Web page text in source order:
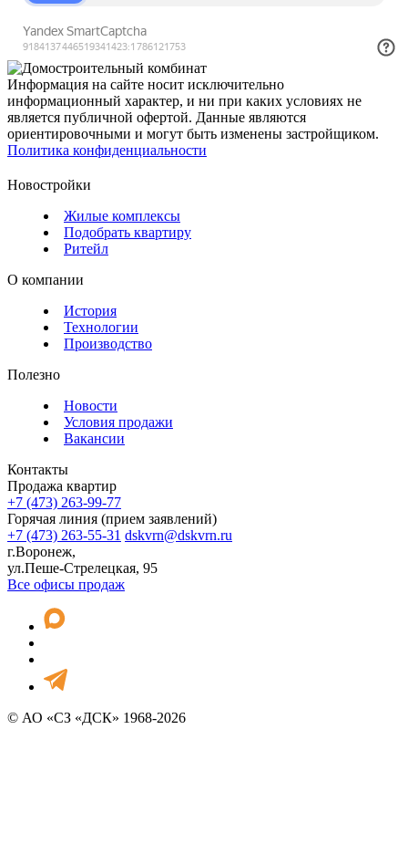
Информация на сайте носит исключительно
информационный характер, и ни при каких условиях не
является публичной офертой. Данные являются
ориентировочными и могут быть изменены застройщиком.
Политика конфиденциальности
Новостройки
Жилые комплексы
Подобрать квартиру
Ритейл
О компании
История
Технологии
Производство
Полезно
Новости
Условия продажи
Вакансии
Контакты
Продажа квартир
+7 (473) 263-99-77
Горячая линия (прием заявлений)
+7 (473) 263-55-31 dskvrn@dskvrn.ru
г.Воронеж,
ул.Пеше-Стрелецкая, 95
Все офисы продаж
© АО «СЗ «ДСК» 1968-2026